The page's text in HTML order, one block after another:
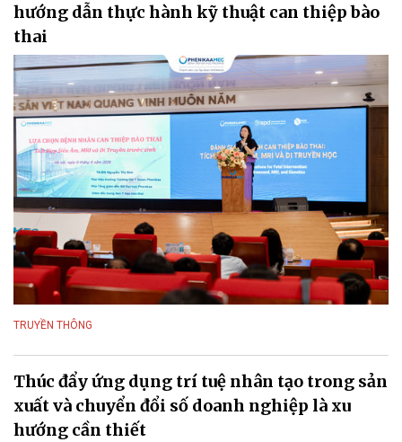
hướng dẫn thực hành kỹ thuật can thiệp bào
thai
TRUYỀN THÔNG
Thúc đẩy ứng dụng trí tuệ nhân tạo trong sản
xuất và chuyển đổi số doanh nghiệp là xu
hướng cần thiết